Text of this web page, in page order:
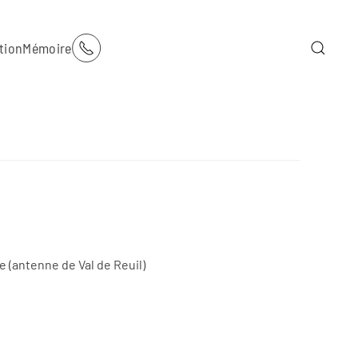
Mémoire
de Val de Reuil)